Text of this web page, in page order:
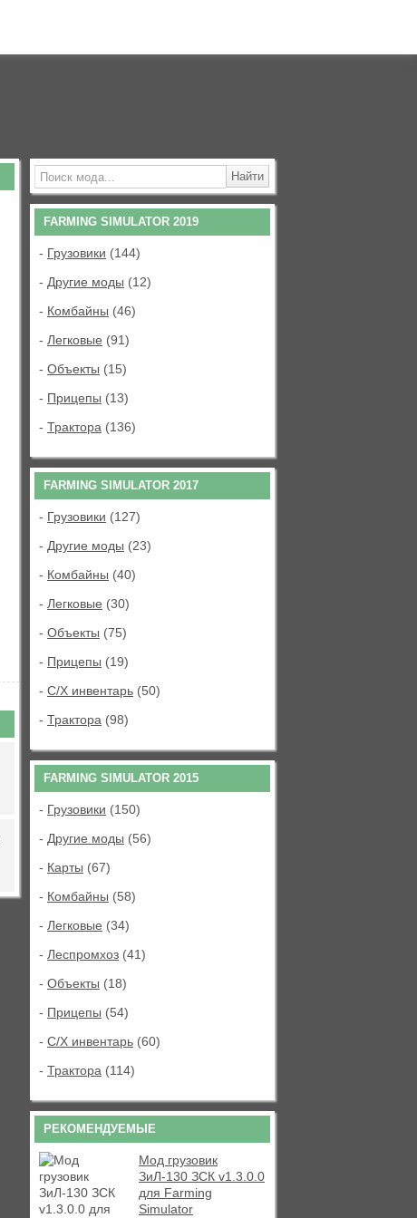
FARMING SIMULATOR 2019
- Грузовики (144)
- Другие моды (12)
- Комбайны (46)
- Легковые (91)
- Объекты (15)
- Прицепы (13)
- Трактора (136)
FARMING SIMULATOR 2017
- Грузовики (127)
- Другие моды (23)
- Комбайны (40)
- Легковые (30)
- Объекты (75)
- Прицепы (19)
- С/Х инвентарь (50)
- Трактора (98)
FARMING SIMULATOR 2015
- Грузовики (150)
- Другие моды (56)
- Карты (67)
- Комбайны (58)
- Легковые (34)
- Леспромхоз (41)
- Объекты (18)
- Прицепы (54)
- С/Х инвентарь (60)
- Трактора (114)
РЕКОМЕНДУЕМЫЕ
Мод грузовик
ЗиЛ-130 ЗСК v1.3.0.0
для Farming
Simulator